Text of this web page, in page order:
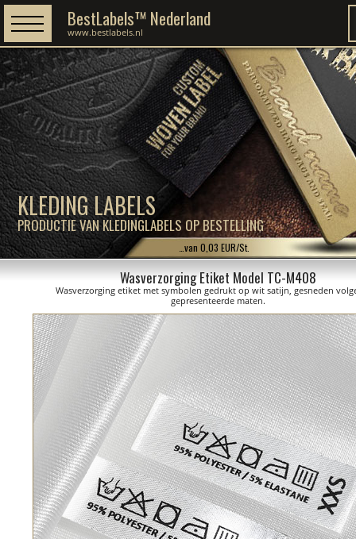
KLEDING LABELS
PRODUCTIE VAN KLEDINGLABELS OP BESTELLING
BestLabels™ Nederland
www.bestlabels.nl
…van 0,03 EUR/St.
Wasverzorging Etiket Model TC-M408
Wasverzorging etiket met symbolen gedrukt op wit satijn, gesneden
gepresenteerde maten.